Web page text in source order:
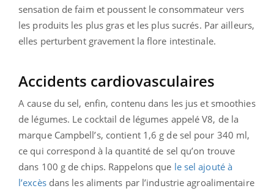
sensation de faim et poussent le consommateur vers
les produits les plus gras et les plus sucrés. Par ailleurs,
elles perturbent gravement la flore intestinale.
Accidents cardiovasculaires
A cause du sel, enfin, contenu dans les jus et smoothies
de légumes. Le cocktail de légumes appelé V8, de la
marque Campbell’s, contient 1,6 g de sel pour 340 ml,
ce qui correspond à la quantité de sel qu’on trouve
dans 100 g de chips. Rappelons que le sel ajouté à
l’excèsdans les aliments par l’industrie agroalimentaire